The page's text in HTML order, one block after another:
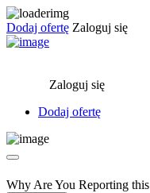
Dodaj ofertę Zaloguj się
Zaloguj się
Dodaj ofertę
Why Are You Reporting this